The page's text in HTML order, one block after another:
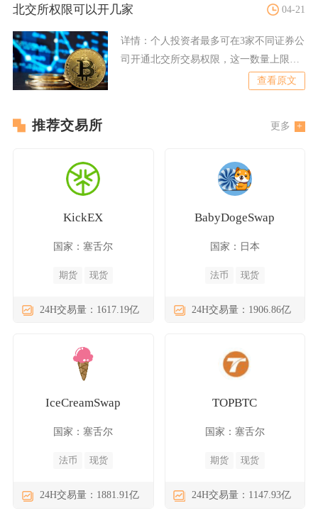
北交所权限可以开几家 04-21
详情： 个人投资者最多可在3家不同证券公
司开通北交所交易权限，这一数量上限由
查看原文
推荐交易所 更多
KickEX
国家：塞舌尔
期货 现货
24H交易量：1617.19亿
BabyDogeSwap
国家：日本
法币 现货
24H交易量：1906.86亿
IceCreamSwap
国家：塞舌尔
法币 现货
24H交易量：1881.91亿
TOPBTC
国家：塞舌尔
期货 现货
24H交易量：1147.93亿